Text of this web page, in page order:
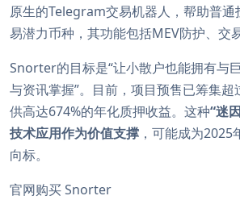
原生的Telegram交易机器人，帮助普通
易潜力币种，其功能包括MEV防护、交
Snorter的目标是“让小散户也能拥有与
与资讯掌握”。目前，项目预售已筹集
供高达674%的年化质押收益。这种“迷
技术应用作为价值支撑 ，可能成为
向标。
官网购买 Snorter